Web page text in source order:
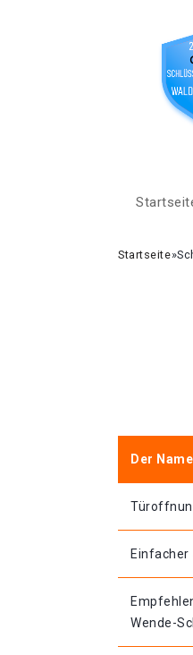
Startseite»
Der Name
Wende-